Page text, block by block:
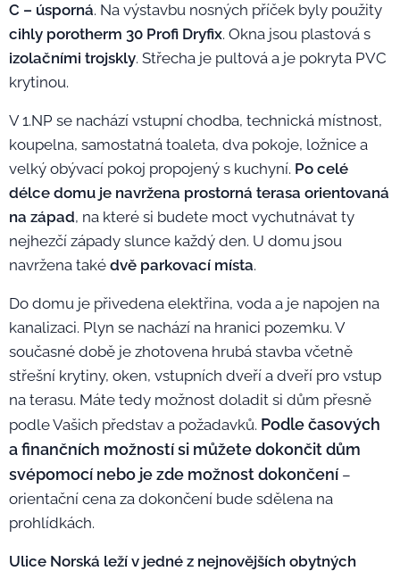
C – úsporná. Na výstavbu nosných příček byly použity
cihly porotherm 30 Profi Dryfix. Okna jsou plastová s
izolačními trojskly. Střecha je pultová a je pokryta PVC
krytinou.
V 1.NP se nachází vstupní chodba, technická místnost,
koupelna, samostatná toaleta, dva pokoje, ložnice a
velký obývací pokoj propojený s kuchyní. Po celé
délce domu je navržena prostorná terasa orientovaná
na západ, na které si budete moct vychutnávat ty
nejhezčí západy slunce každý den. U domu jsou
navržena také dvě parkovací místa.
Do domu je přivedena elektřina, voda a je napojen na
kanalizaci. Plyn se nachází na hranici pozemku. V
současné době je zhotovena hrubá stavba včetně
střešní krytiny, oken, vstupních dveří a dveří pro vstup
na terasu. Máte tedy možnost doladit si dům přesně
podle Vašich představ a požadavků. Podle časových
a finančních možností si můžete dokončit dům
svépomocí nebo je zde možnost dokončení–
orientační cena za dokončení bude sdělena na
prohlídkách.
Ulice Norská leží v jedné z nejnovějších obytných